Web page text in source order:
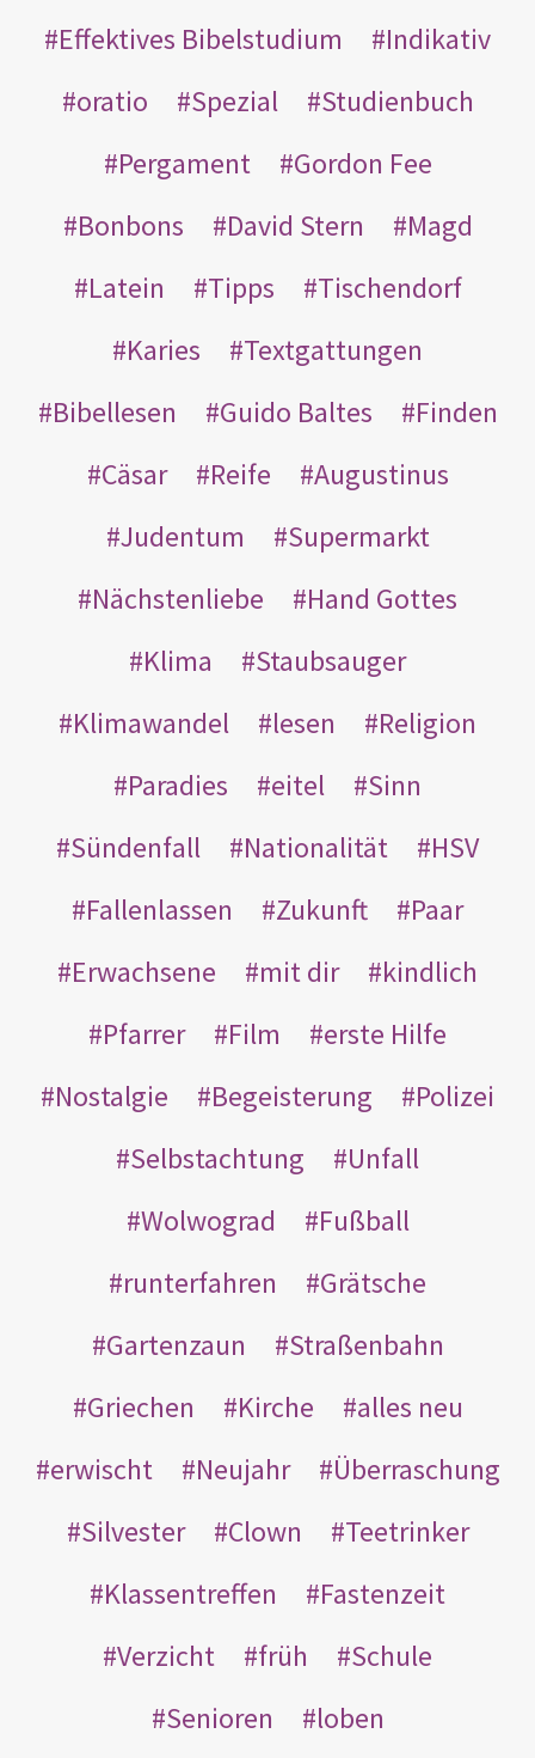
Effektives Bibelstudium
Indikativ
oratio
Spezial
Studienbuch
Pergament
Gordon Fee
Bonbons
David Stern
Magd
Latein
Tipps
Tischendorf
Karies
Textgattungen
Bibellesen
Guido Baltes
Finden
Cäsar
Reife
Augustinus
Judentum
Supermarkt
Nächstenliebe
Hand Gottes
Klima
Staubsauger
Klimawandel
lesen
Religion
Paradies
eitel
Sinn
Sündenfall
Nationalität
HSV
Fallenlassen
Zukunft
Paar
Erwachsene
mit dir
kindlich
Pfarrer
Film
erste Hilfe
Nostalgie
Begeisterung
Polizei
Selbstachtung
Unfall
Wolwograd
Fußball
runterfahren
Grätsche
Gartenzaun
Straßenbahn
Griechen
Kirche
alles neu
erwischt
Neujahr
Überraschung
Silvester
Clown
Teetrinker
Klassentreffen
Fastenzeit
Verzicht
früh
Schule
Senioren
loben